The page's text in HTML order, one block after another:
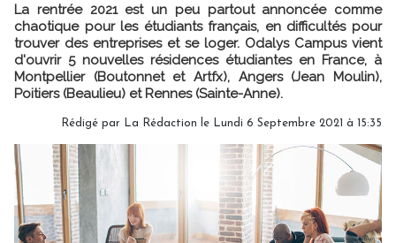
La rentrée 2021 est un peu partout annoncée comme
chaotique pour les étudiants français, en difficultés pour
trouver des entreprises et se loger. Odalys Campus vient
d'ouvrir 5 nouvelles résidences étudiantes en France, à
Montpellier (Boutonnet et Artfx), Angers (Jean Moulin),
Poitiers (Beaulieu) et Rennes (Sainte-Anne).
Rédigé par La Rédaction le Lundi 6 Septembre 2021 à 15:35